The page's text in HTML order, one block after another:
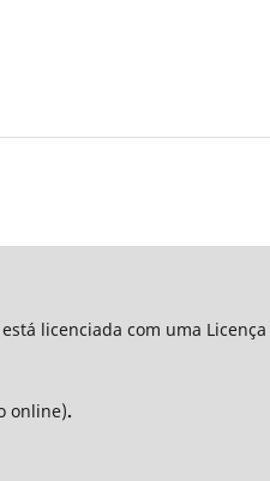
licenciada com uma Licença
online).